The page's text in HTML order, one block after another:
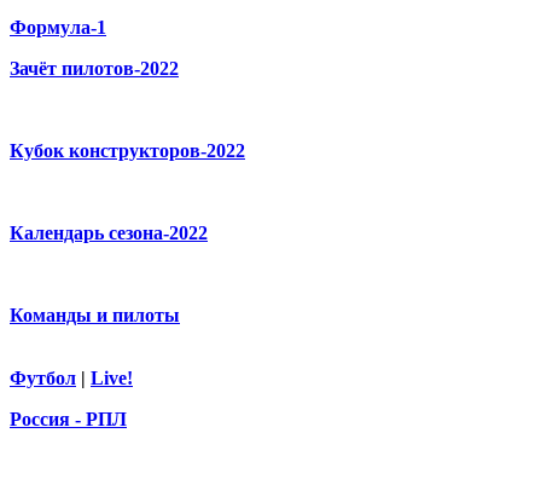
Формула-1
Зачёт пилотов-2022
Кубок конструкторов-2022
Календарь сезона-2022
Команды и пилоты
Футбол | Live!
Россия - РПЛ